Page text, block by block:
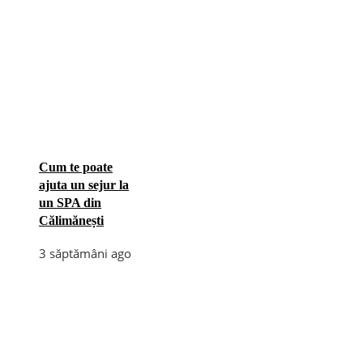
Cum te poate
ajuta un sejur la
un SPA din
Călimănești
3 săptămâni ago